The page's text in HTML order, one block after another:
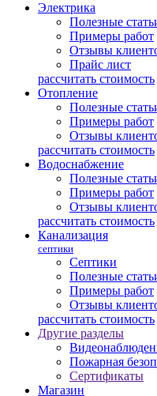
Электрика
Полезные
Примеры работ
Отзывы
Прайс лист
рассчитать стоимость
Отопление
Полезные
Примеры работ
Отзывы
рассчитать стоимость
Водоснабжение
Полезные
Примеры работ
Отзывы
рассчитать стоимость
Канализация
септики
Септики
Полезные
Примеры работ
Отзывы
рассчитать стоимость
Другие разделы
Пожарная
Сертификаты
Магазин